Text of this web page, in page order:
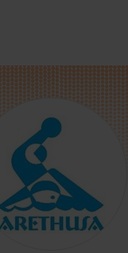
Direct door naar content